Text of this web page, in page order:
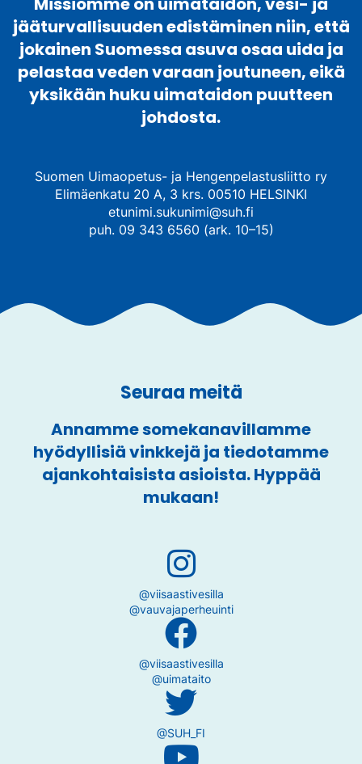
jääturvallisuuden edistäminen niin, että
jokainen Suomessa asuva osaa uida ja
pelastaa veden varaan joutuneen, eikä
yksikään huku uimataidon puutteen
johdosta.
Suomen Uimaopetus- ja Hengenpelastusliitto ry
Elimäenkatu 20 A, 3 krs. 00510 HELSINKI
etunimi.sukunimi@suh.fi
puh. 09 343 6560 (ark. 10–15)
Seuraa meitä
Annamme somekanavillamme
hyödyllisiä vinkkejä ja tiedotamme
ajankohtaisista asioista. Hyppää
mukaan!
@viisaastivesilla
@vauvajaperheuinti
@viisaastivesilla
@uimataito
@SUH_FI